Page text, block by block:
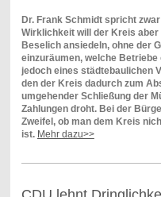
Dr. Frank Schmidt spricht
Wirklichkeit will der Kreis
Beselich ansiedeln, ohne der
einzuräumen, welche
jedoch eines städtebaulichen
den der Kreis dadurch zum
umgehender Schließung der
Zahlungen droht. Bei der
Zweifel, ob man dem Kreis
ist. Mehr dazu>>